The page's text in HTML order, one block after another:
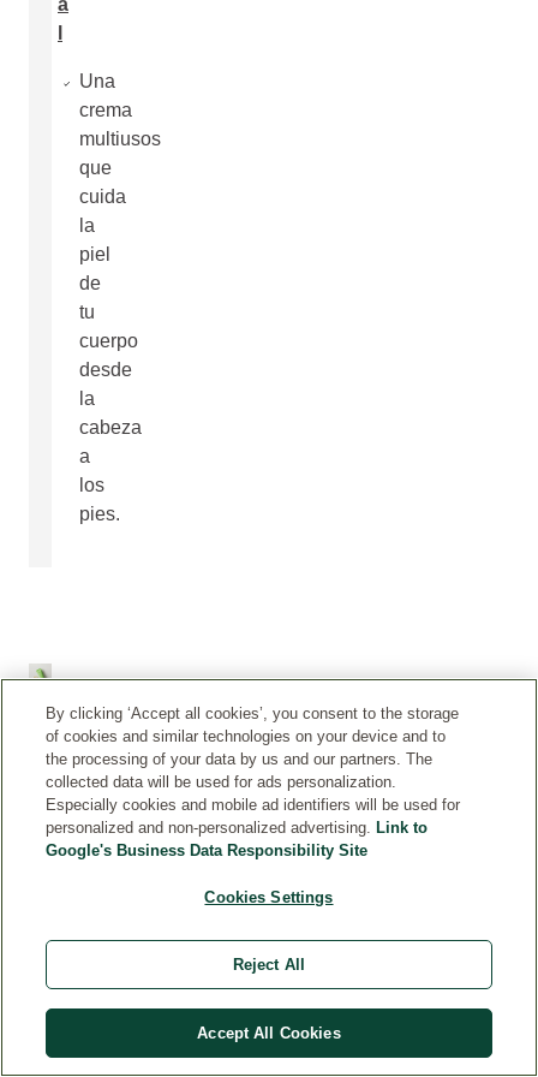
a
Una
crema
multiusos
que
cuida
la
piel
de
tu
cuerpo
desde
la
cabeza
a
los
pies.
D
E
S
C
U
B
O
By clicking ‘Accept all cookies’, you consent to the storage
of cookies and similar technologies on your device and to
the processing of your data by us and our partners. The
collected data will be used for ads personalization.
Especially cookies and mobile ad identifiers will be used for
personalized and non-personalized advertising. Link to
Google's Business Data Responsibility Site
Cookies Settings
Reject All
Accept All Cookies